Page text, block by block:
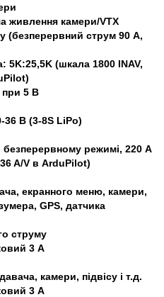
живлення камери/VTX
(безперервний струм 90 А,
5K:25,5K (шкала 1800 INAV,
при 5 В
36 В (3-8S LiPo)
режимі, 220 А
A/V в ArduPilot)
екранного меню, камери,
GPS, датчика
струму
3 А
камери, підвісу і т.д.
3 А